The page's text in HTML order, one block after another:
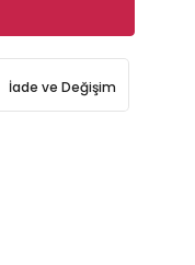
İade ve Değişim